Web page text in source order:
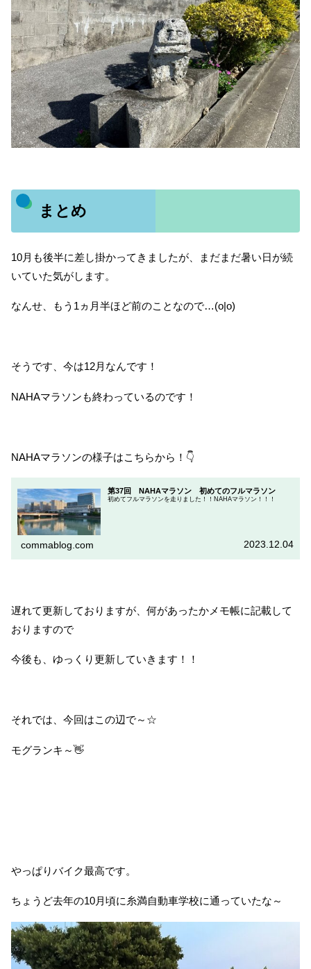
まとめ
10月も後半に差し掛かってきましたが、まだまだ暑い日が続
いていた気がします。
なんせ、もう1ヵ月半ほど前のことなので…(o|o)
そうです、今は12月なんです！
NAHAマラソンも終わっているのです！
NAHAマラソンの様子はこちらから！👇
第37回 NAHAマラソン 初めてのフルマラソン
初めてフルマラソンを走りました！！NAHAマラソン！！！
commablog.com 2023.12.04
遅れて更新しておりますが、何があったかメモ帳に記載して
おりますので
今後も、ゆっくり更新していきます！！
それでは、今回はこの辺で～☆
モグランキ～👋
やっぱりバイク最高です。
ちょうど去年の10月頃に糸満自動車学校に通っていたな～